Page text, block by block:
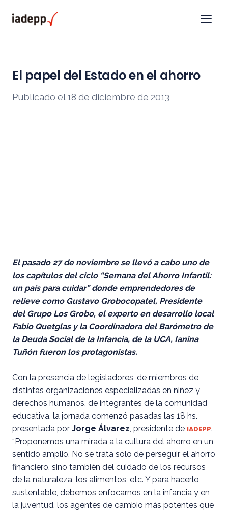
El papel del Estado en el ahorro
Publicado el 18 de diciembre de 2013
El pasado 27 de noviembre se llevó a cabo uno de
los capítulos del ciclo “Semana del Ahorro Infantil:
un país para cuidar” donde emprendedores de
relieve como Gustavo Grobocopatel, Presidente
del Grupo Los Grobo, el experto en desarrollo local
Fabio Quetglas y la Coordinadora del Barómetro de
la Deuda Social de la Infancia, de la UCA, Ianina
Tuñón fueron los protagonistas.
Con la presencia de legisladores, de miembros de
distintas organizaciones especializadas en niñez y
derechos humanos, de integrantes de la comunidad
educativa, la jornada comenzó pasadas las 18 hs.
presentada por Jorge Álvarez, presidente de IADEPP.
“Proponemos una mirada a la cultura del ahorro en un
sentido amplio. No se trata solo de perseguir el ahorro
financiero, sino también del cuidado de los recursos
de la naturaleza, los alimentos, etc. Y para hacerlo
sustentable, debemos enfocarnos en la infancia y en
la juventud, los agentes de cambio más potentes que